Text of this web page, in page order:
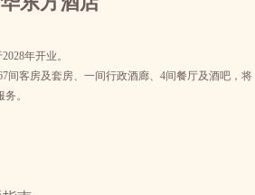
年开业。
间客房及套房、一间行政酒廊、4间餐厅及酒吧，将
。